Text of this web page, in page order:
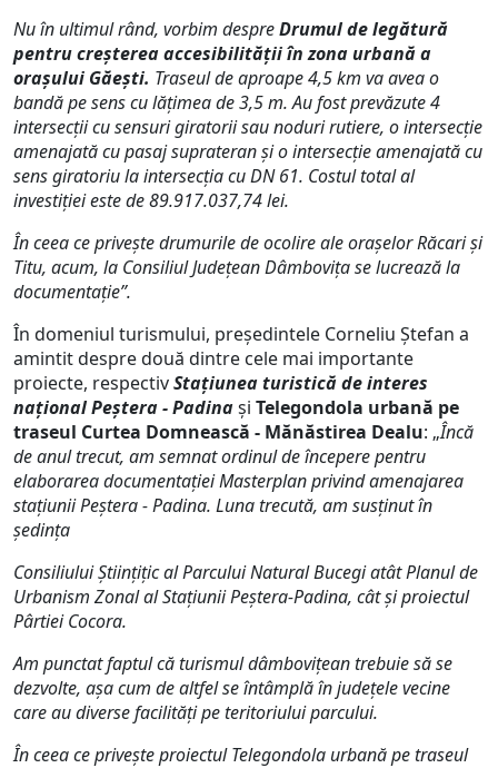
Nu în ultimul rând, vorbim despreDrumul de legătură
pentru creșterea accesibilității în zona urbană a
orașului Găești. Traseul de aproape 4,5 km va avea o
bandă pe sens cu lățimea de 3,5 m. Au fost prevăzute 4
intersecții cu sensuri giratorii sau noduri rutiere, o intersecție
amenajată cu pasaj suprateran și o intersecție amenajată cu
sens giratoriu la intersecția cu DN 61. Costul total al
investiției este de 89.917.037,74 lei.
În ceea ce privește drumurile de ocolire ale orașelor Răcari și
Titu, acum, la Consiliul Județean Dâmbovița se lucrează la
documentație”.
În domeniul turismului, președintele Corneliu Ștefan a
amintit despre două dintre cele mai importante
proiecte, respectivStațiunea turistică de interes
național Peștera - Padinași Telegondola urbană pe
traseul Curtea Domnească - Mănăstirea Dealu: „Încă
de anul trecut, am semnat ordinul de începere pentru
elaborarea documentației Masterplan privind amenajarea
stațiunii Peștera - Padina. Luna trecută, am susținut în
ședința
Consiliului Științițic al Parcului Natural Bucegi atât Planul de
Urbanism Zonal al Stațiunii Peștera-Padina, cât și proiectul
Pârtiei Cocora.
Am punctat faptul că turismul dâmbovițean trebuie să se
dezvolte, așa cum de altfel se întâmplă în județele vecine
care au diverse facilități pe teritoriului parcului.
În ceea ce privește proiectul Telegondola urbană pe traseul